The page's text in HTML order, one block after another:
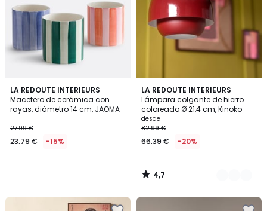
LA REDOUTE INTERIEURS
Macetero de cerámica con
rayas, diámetro 14 cm, JAOMA
€
en
27.99 €
23.79 € -15%
LA REDOUTE INTERIEURS
Lámpara colgante de hierro
coloreado Ø 21,4 cm, Kinoko
desde
82.99 €
66.39 € -20%
4,7
/ 5
4
Colores
4,7
/